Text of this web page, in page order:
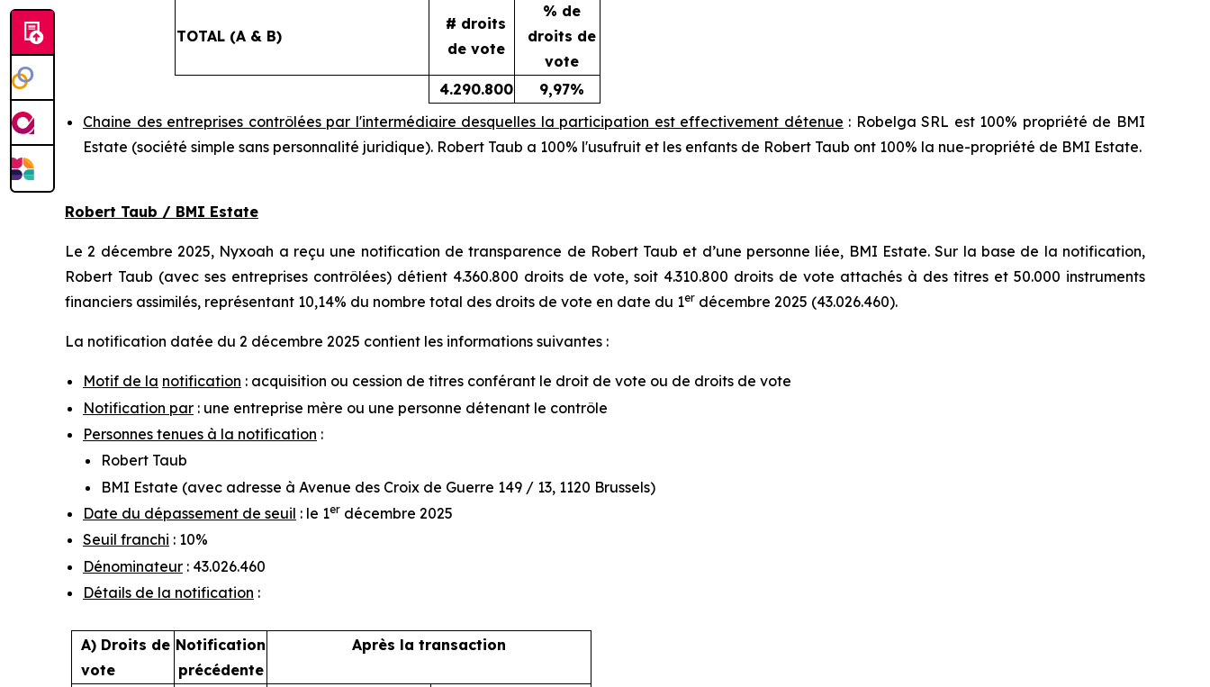
TOTAL (A & B)
# droits
de vote
% de
droits de
vote
4.290.800
9,97%
Chaine des entreprises contrôlées par l'intermédiaire desquelles la participation est effectivement détenue : Robelga SRL est 100% propriété de BMI
Estate (société simple sans personnalité juridique). Robert Taub a 100% l'usufruit et les enfants de Robert Taub ont 100% la nue-propriété de BMI Estate.
Robert Taub / BMI Estate
Le 2 décembre 2025, Nyxoah a reçu une notification de transparence de Robert Taub et d’une personne liée, BMI Estate. Sur la base de la notification,
Robert Taub (avec ses entreprises contrôlées) détient 4.360.800 droits de vote, soit 4.310.800 droits de vote attachés à des titres et 50.000 instruments
financiers assimilés, représentant 10,14% du nombre total des droits de vote en date du 1er décembre 2025 (43.026.460).
La notification datée du 2 décembre 2025 contient les informations suivantes :
Motif de la notification : acquisition ou cession de titres conférant le droit de vote ou de droits de vote
Notification par : une entreprise mère ou une personne détenant le contrôle
Personnes tenues à la notification :
Robert Taub
BMI Estate (avec adresse à Avenue des Croix de Guerre 149 / 13, 1120 Brussels)
Date du dépassement de seuil : le 1er décembre 2025
Seuil franchi : 10%
Dénominateur : 43.026.460
Détails de la notification :
A) Droits de
vote
Notification
précédente
Après la transaction